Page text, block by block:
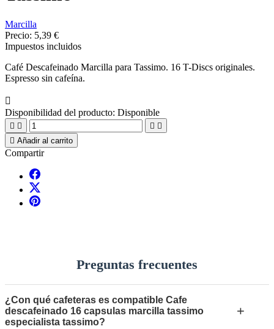
Marcilla
Precio: 5,39 €
Impuestos incluidos
Café Descafeinado Marcilla para Tassimo. 16 T-Discs originales.
Espresso sin cafeína.

Disponibilidad del producto: Disponible
   
 Añadir al carrito
Compartir
Preguntas frecuentes
¿Con qué cafeteras es compatible Cafe
descafeinado 16 capsulas marcilla tassimo
especialista tassimo?
+